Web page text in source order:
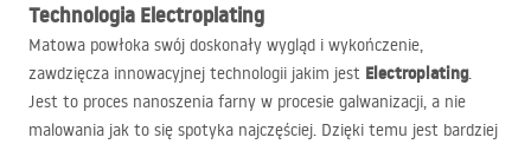
Technologia Electroplating
Matowa powłoka swój doskonały wygląd i wykończenie,
zawdzięcza innowacyjnej technologii jakim jest Electroplating.
Jest to proces nanoszenia farny w procesie galwanizacji, a nie
malowania jak to się spotyka najczęściej. Dzięki temu jest bardziej